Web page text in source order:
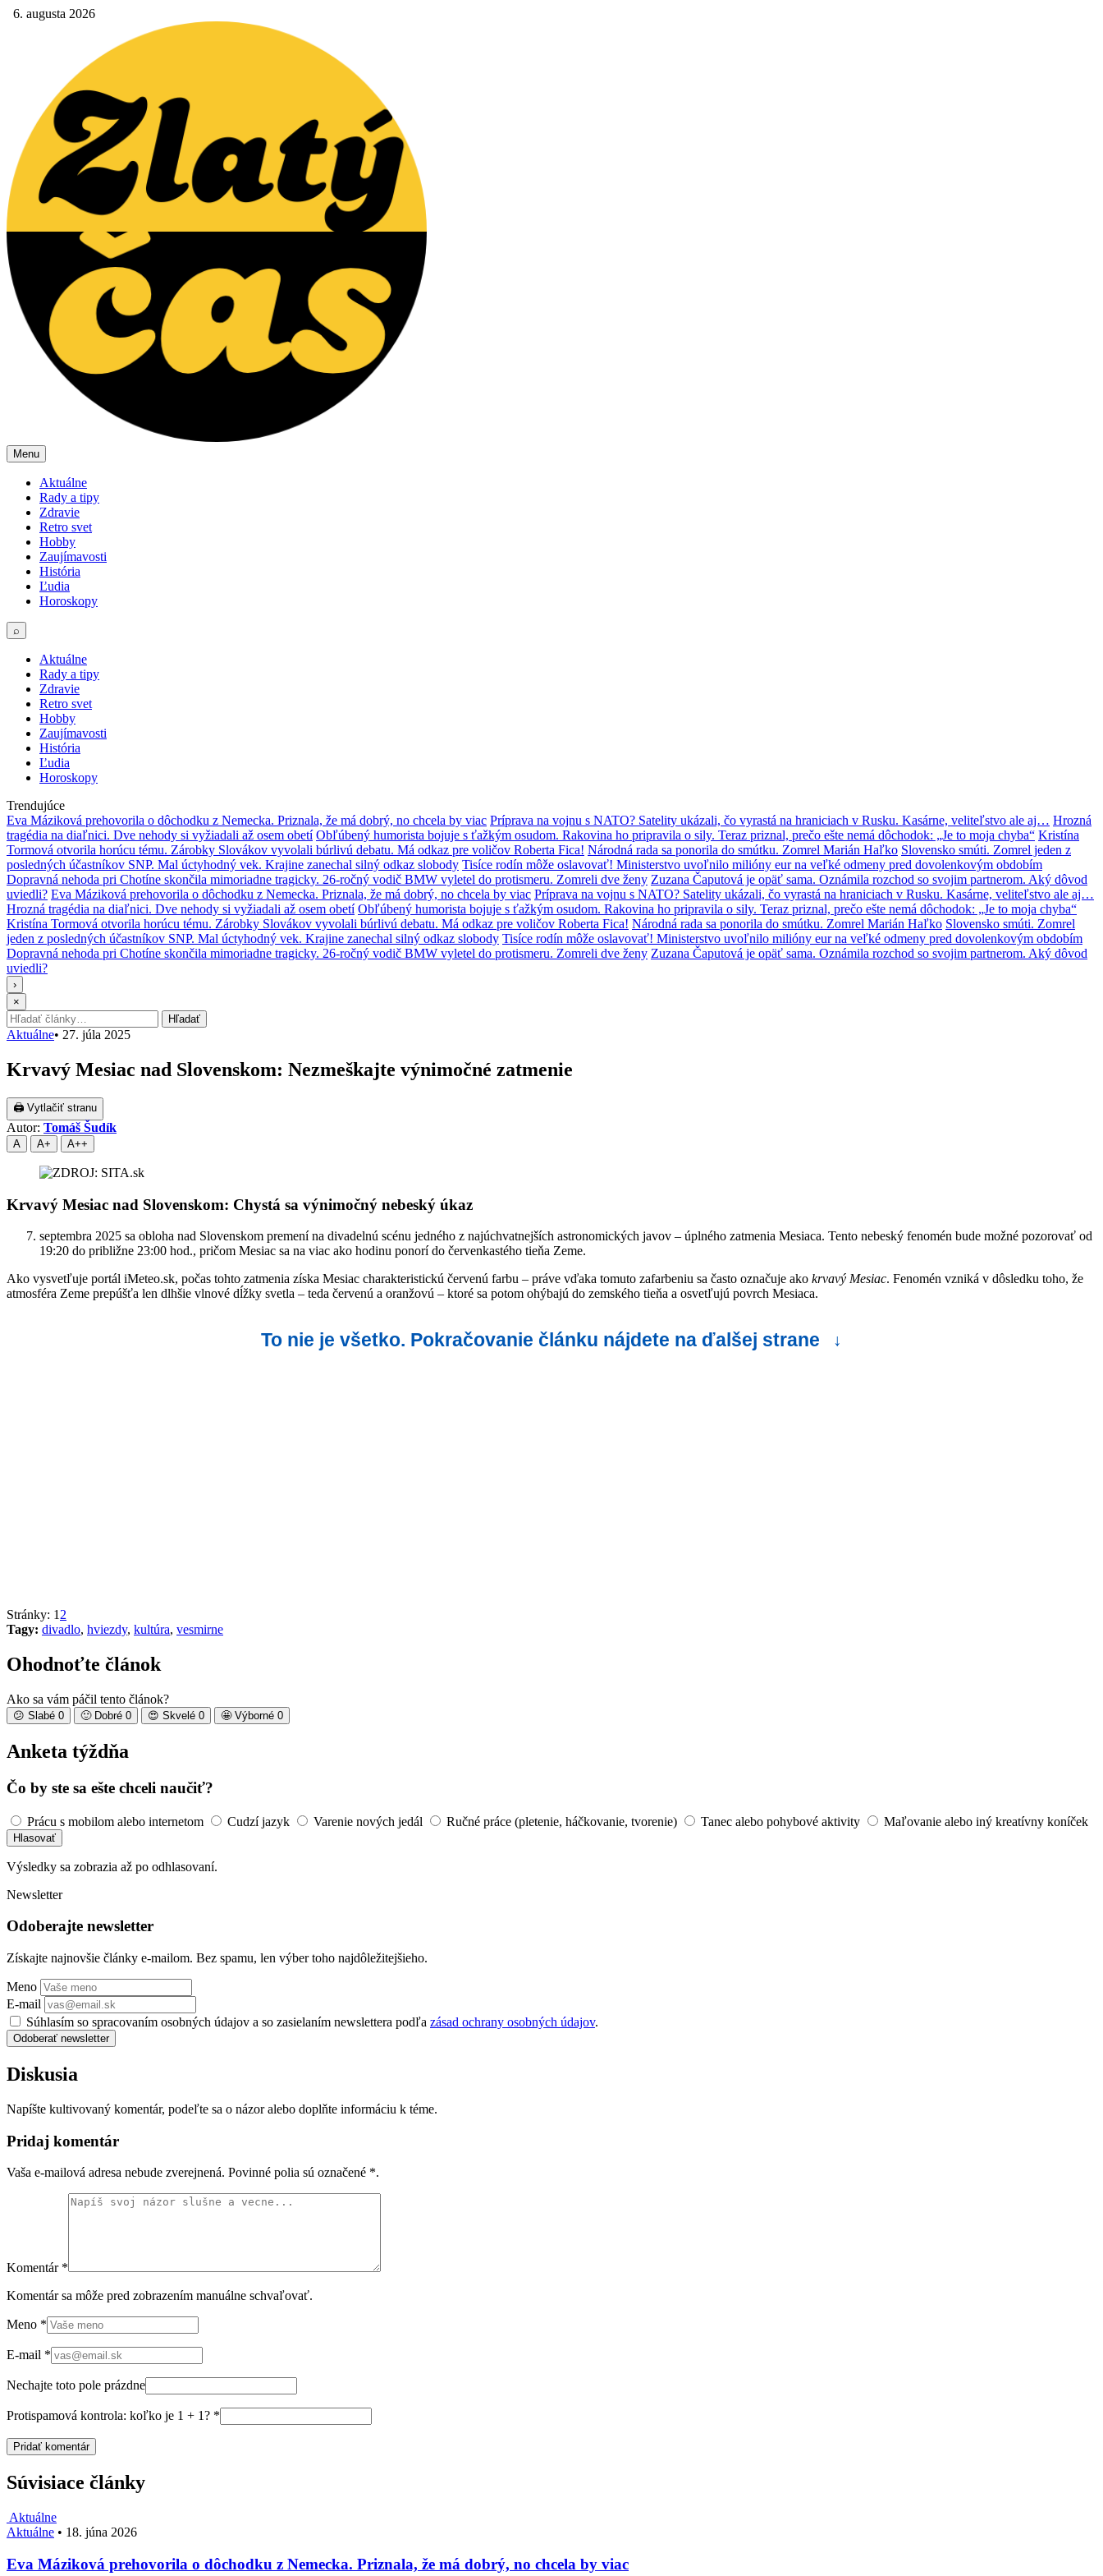
6. augusta 2026
Menu
Aktuálne
Rady a tipy
Zdravie
Retro svet
Hobby
Zaujímavosti
História
Ľudia
Horoskopy
⌕
Aktuálne
Rady a tipy
Zdravie
Retro svet
Hobby
Zaujímavosti
História
Ľudia
Horoskopy
Trendujúce
Eva Máziková prehovorila o dôchodku z Nemecka. Priznala, že má dobrý, no chcela by viac Príprava na vojnu s NATO? Satelity ukázali, čo vyrastá na hraniciach v Rusku. Kasárne, veliteľstvo ale aj… Hrozná
tragédia na diaľnici. Dve nehody si vyžiadali až osem obetí Obľúbený humorista bojuje s ťažkým osudom. Rakovina ho pripravila o sily. Teraz priznal, prečo ešte nemá dôchodok: „Je to moja chyba“ Kristína
Tormová otvorila horúcu tému. Zárobky Slovákov vyvolali búrlivú debatu. Má odkaz pre voličov Roberta Fica! Národná rada sa ponorila do smútku. Zomrel Marián Haľko Slovensko smúti. Zomrel jeden z
posledných účastníkov SNP. Mal úctyhodný vek. Krajine zanechal silný odkaz slobody Tisíce rodín môže oslavovať! Ministerstvo uvoľnilo milióny eur na veľké odmeny pred dovolenkovým obdobím
Dopravná nehoda pri Chotíne skončila mimoriadne tragicky. 26-ročný vodič BMW vyletel do protismeru. Zomreli dve ženy Zuzana Čaputová je opäť sama. Oznámila rozchod so svojim partnerom. Aký dôvod
uviedli? Eva Máziková prehovorila o dôchodku z Nemecka. Priznala, že má dobrý, no chcela by viac Príprava na vojnu s NATO? Satelity ukázali, čo vyrastá na hraniciach v Rusku. Kasárne, veliteľstvo ale aj…
Hrozná tragédia na diaľnici. Dve nehody si vyžiadali až osem obetí Obľúbený humorista bojuje s ťažkým osudom. Rakovina ho pripravila o sily. Teraz priznal, prečo ešte nemá dôchodok: „Je to moja chyba“
Kristína Tormová otvorila horúcu tému. Zárobky Slovákov vyvolali búrlivú debatu. Má odkaz pre voličov Roberta Fica! Národná rada sa ponorila do smútku. Zomrel Marián Haľko Slovensko smúti. Zomrel
jeden z posledných účastníkov SNP. Mal úctyhodný vek. Krajine zanechal silný odkaz slobody Tisíce rodín môže oslavovať! Ministerstvo uvoľnilo milióny eur na veľké odmeny pred dovolenkovým obdobím
Dopravná nehoda pri Chotíne skončila mimoriadne tragicky. 26-ročný vodič BMW vyletel do protismeru. Zomreli dve ženy Zuzana Čaputová je opäť sama. Oznámila rozchod so svojim partnerom. Aký dôvod
uviedli?
›
×
Hľadať: Hľadať
Aktuálne• 27. júla 2025
Krvavý Mesiac nad Slovenskom: Nezmeškajte výnimočné zatmenie
🖨 Vytlačiť stranu
Autor: Tomáš Šudík
A A+ A++
Krvavý Mesiac nad Slovenskom: Chystá sa výnimočný nebeský úkaz
septembra 2025 sa obloha nad Slovenskom premení na divadelnú scénu jedného z najúchvatnejších astronomických javov – úplného zatmenia Mesiaca. Tento nebeský fenomén bude možné pozorovať od
19:20 do približne 23:00 hod., pričom Mesiac sa na viac ako hodinu ponorí do červenkastého tieňa Zeme.
Ako vysvetľuje portál iMeteo.sk, počas tohto zatmenia získa Mesiac charakteristickú červenú farbu – práve vďaka tomuto zafarbeniu sa často označuje ako krvavý Mesiac. Fenomén vzniká v dôsledku toho, že
atmosféra Zeme prepúšťa len dlhšie vlnové dĺžky svetla – teda červenú a oranžovú – ktoré sa potom ohýbajú do zemského tieňa a osvetľujú povrch Mesiaca.
To nie je všetko. Pokračovanie článku nájdete na ďalšej strane ↓
Stránky: 1 2
Tagy: divadlo, hviezdy, kultúra, vesmirne
Ohodnoťte článok
Ako sa vám páčil tento článok?
😕 Slabé 0 🙂 Dobré 0 😍 Skvelé 0 🤩 Výborné 0
Anketa týždňa
Čo by ste sa ešte chceli naučiť?
Prácu s mobilom alebo internetom Cudzí jazyk Varenie nových jedál Ručné práce (pletenie, háčkovanie, tvorenie) Tanec alebo pohybové aktivity Maľovanie alebo iný kreatívny koníček
Hlasovať
Výsledky sa zobrazia až po odhlasovaní.
Newsletter
Odoberajte newsletter
Získajte najnovšie články e-mailom. Bez spamu, len výber toho najdôležitejšieho.
Meno
E-mail
Súhlasím so spracovaním osobných údajov a so zasielaním newslettera podľa zásad ochrany osobných údajov.
Odoberať newsletter
Diskusia
Napíšte kultivovaný komentár, podeľte sa o názor alebo doplňte informáciu k téme.
Pridaj komentár
Vaša e-mailová adresa nebude zverejnená. Povinné polia sú označené *.
Komentár *
Komentár sa môže pred zobrazením manuálne schvaľovať.
Meno *
E-mail *
Nechajte toto pole prázdne
Protispamová kontrola: koľko je 1 + 1? *
Súvisiace články
Aktuálne
Aktuálne • 18. júna 2026
Eva Máziková prehovorila o dôchodku z Nemecka. Priznala, že má dobrý, no chcela by viac